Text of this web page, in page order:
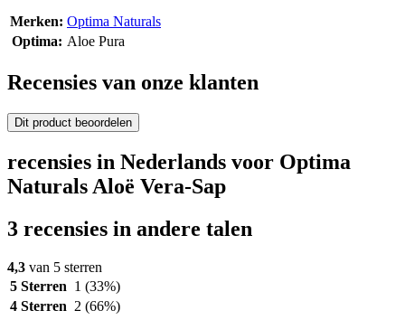
Merken: Optima Naturals
Optima: Aloe Pura
Recensies van onze klanten
Dit product beoordelen
recensies in Nederlands voor Optima
Naturals Aloë Vera-Sap
3 recensies in andere talen
4,3 van 5 sterren
5 Sterren 1 (33%)
4 Sterren 2 (66%)